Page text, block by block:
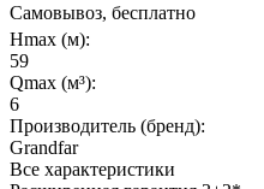
Самовывоз, бесплатно
Hmax (м):
59
Qmax (м³):
6
Производитель (бренд):
Grandfar
Все характеристики